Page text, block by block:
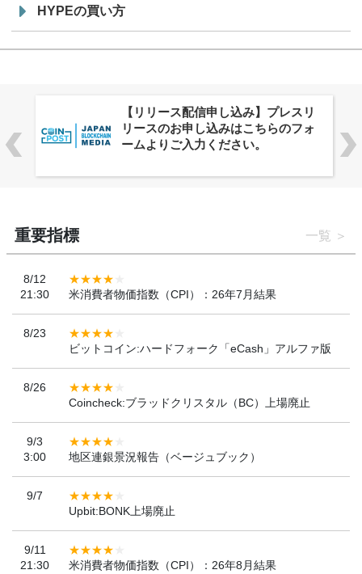
HYPEの買い方
株式会社PlnX、アジア最大級のグロ
ーバルWeb3カンファレンス
「WebX2026」とのコラボレーショ
重要指標 一覧
8/12
21:30
米消費者物価指数（CPI）：26年7月結果
8/23
ビットコイン:ハードフォーク「eCash」アルファ版
8/26
Coincheck:ブラッドクリスタル（BC）上場廃止
9/3
3:00
地区連銀景況報告（ベージュブック）
9/7
Upbit:BONK上場廃止
9/11
21:30
米消費者物価指数（CPI）：26年8月結果